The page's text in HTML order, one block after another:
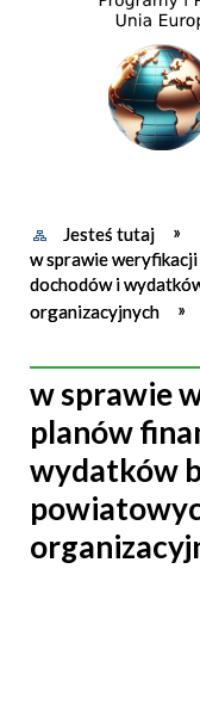
Jesteś tutaj
w sprawie
dochodów i
organizacyjnych
w sprawie
planów
wydatków